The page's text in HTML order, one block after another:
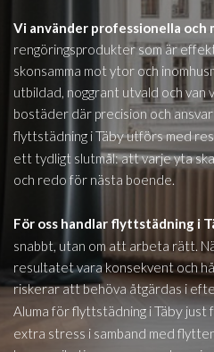
Vi använder professionella och
rengöringsprodukter som är
skonsamma mot ytor och
utbildad, noggrant utvald och van
bostäder där precision och
flyttstädning iTäbyutförs med
ett tydligt slutmål: att varje yta
och redo för nästa boende.
För oss handlar flyttstädning i
snabbt, utan om att arbeta rätt.
resultatet vara konsekvent och
riskerar att behöva åtgärdas i
Aluma för flyttstädning iTäby just
extra stress i samband med